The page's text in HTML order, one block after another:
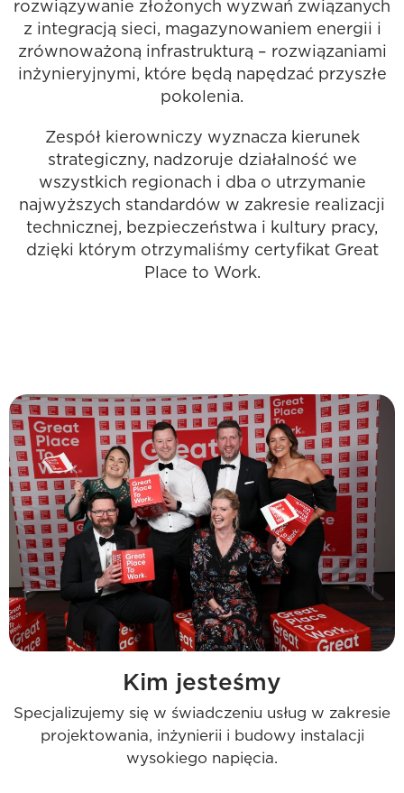
rozwiązywanie złożonych wyzwań związanych
z integracją sieci, magazynowaniem energii i
zrównoważoną infrastrukturą – rozwiązaniami
inżynieryjnymi, które będą napędzać przyszłe
pokolenia.
Zespół kierowniczy wyznacza kierunek
strategiczny, nadzoruje działalność we
wszystkich regionach i dba o utrzymanie
najwyższych standardów w zakresie realizacji
technicznej, bezpieczeństwa i kultury pracy,
dzięki którym otrzymaliśmy certyfikat Great
Place to Work.
Kim jesteśmy
Specjalizujemy się w świadczeniu usług w zakresie
projektowania, inżynierii i budowy instalacji
wysokiego napięcia.